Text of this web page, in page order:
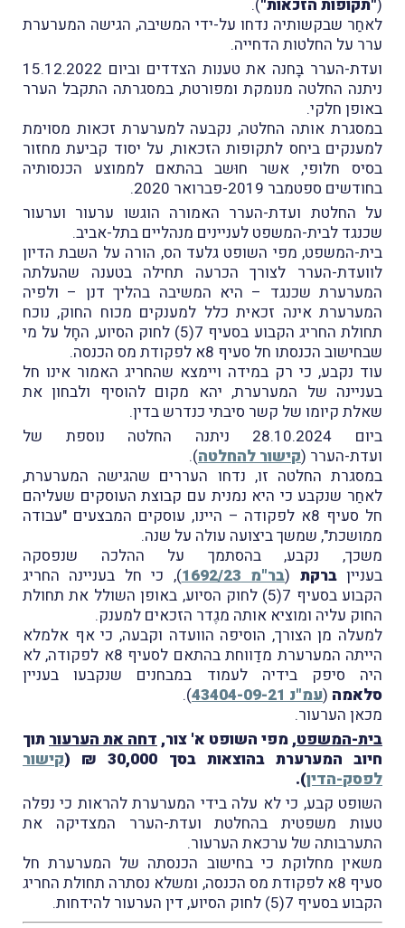
("תקופות הזכאות"
).
לאחַר שבקשותיה נדחו על-ידי המשיבה, הגישה המערערת
ערר על החלטות הדחייה.
ועדת-הערר בָּחנה את טענות הצדדים וביום 15.12.2022
ניתנה החלטה מנומקת ומפורטת, במסגרתה התקבל הערר
באופן חלקי.
במסגרת אותה החלטה, נקבעה למערערת זכאות מסוימת
למענקים ביחס לתקופות הזכאות, על יסוד קביעת מחזור
בסיס חלופי, אשר חוּשב בהתאם לממוצע הכנסותיה
בחודשים ספטמבר 2019-פברואר 2020.
על החלטת ועדת-הערר האמורה הוגשו ערעור וערעור
שכנגד לבית-המשפט לעניינים מנהליים בתל-אביב.
בית-המשפט, מפי השופט גלעד הס, הורה על השבת הדיון
לוועדת-הערר לצורך הכרעה תחילה בטענה שהעלתה
המערערת שכנגד – היא המשיבה בהליך דנן – ולפיה
המערערת אינה זכאית כלל למענקים מכוח החוק, נוכח
תחולת החריג הקבוע בסעיף 7(5) לחוק הסיוע, החָל על מי
שבחישוב הכנסתו חל סעיף 8א לפקודת מס הכנסה.
עוד נקבע, כי רק במידה ויימצא שהחריג האמור אינו חל
בעניינה של המערערת, יהא מקום להוסיף ולבחון את
שאלת קיומו של קשר סיבתי כנדרש בדין.
ביום 28.10.2024 ניתנה החלטה נוספת של
ועדת-הערר (קישור להחלטה).
במסגרת החלטה זו, נדחו העררים שהגישה המערערת,
לאחַר שנקבע כי היא נמנית עם קבוצת העוסקים שעליהם
חל סעיף 8א לפקודה – היינו, עוסקים המבצעים "עבודה
ממושכת", שמשך ביצועה עולה על שנה.
משכך, נקבע, בהסתמך על ההלכה שנפסקה
בענייןברקת (בר"מ 1692/23 ), כי חל בעניינה החריג
הקבוע בסעיף 7(5) לחוק הסיוע, באופן השולל את תחולת
החוק עליה ומוציא אותה מגֶדר הזכאים למענק.
למעלה מן הצורך, הוסיפה הוועדה וקבעה, כי אף אלמלא
הייתה המערערת מדַווחת בהתאם לסעיף 8א לפקודה, לא
היה סיפק בידיה לעמוד במבחנים שנקבעו בעניין
סלאמה (עמ"נ 43404-09-21
).
מכאן הערעור.
בית-המשפט, מפי השופט א' צור,דחה את הערעורתוך
חיוב המערערת בהוצאות בסך 30,000
₪ (קישור
לפסק-הדין).
השופט קבע, כילא עלה בידי המערערת להראות כי נפלה
טעות משפטית בהחלטת ועדת-הערר המצדיקה את
התערבותה של ערכאת הערעור.
משאין מחלוקת כי בחישוב הכנסתה של המערערת חל
סעיף 8א לפקודת מס הכנסה, ומשלא נסתרה תחולת החריג
הקבוע בסעיף 7(5) לחוק הסיוע, דין הערעור להידחות
.